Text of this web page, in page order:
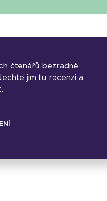
čtenářů bezradně
jim tu recenzi a